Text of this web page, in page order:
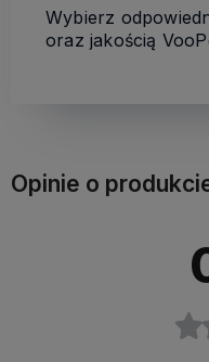
Wybierz
oraz jakością
Opinie o